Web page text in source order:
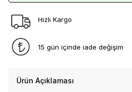
Hızlı Kargo
15 gün içinde iade değişim
Ürün Açıklaması